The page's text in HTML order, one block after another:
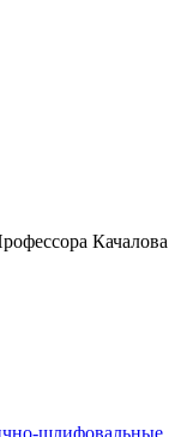
Качалова
шлифовальные